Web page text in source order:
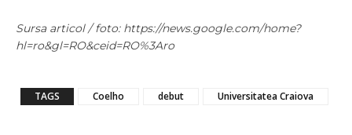
Sursa articol / foto: https://news.google.com/home?
hl=ro&gl=RO&ceid=RO%3Aro
TAGS Coelho debut Universitatea Craiova